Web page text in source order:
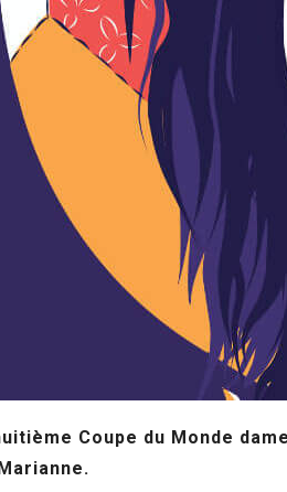
Coupe du Monde